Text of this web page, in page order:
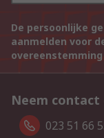
De persoonlijke
aanmelden voor
Neem contact
023 51 66